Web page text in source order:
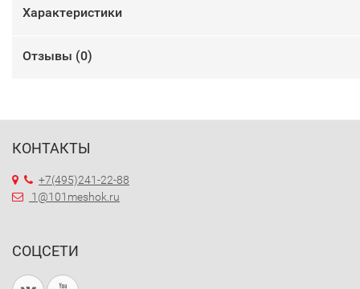
Характеристики
Отзывы (0)
КОНТАКТЫ
+7(495)241-22-88
1@101meshok.ru
СОЦСЕТИ